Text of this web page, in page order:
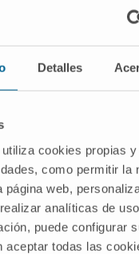
Detalles
cookies propias
como permitir la
página web,
analíticas de
puede configurar
aceptar todas las
de la
sistema nervioso, o
ha proporcionado
sobre una amplia
neuronal hasta
de los procesos
Sin embargo, a
en esta área, el
siendo uno de los
y menos